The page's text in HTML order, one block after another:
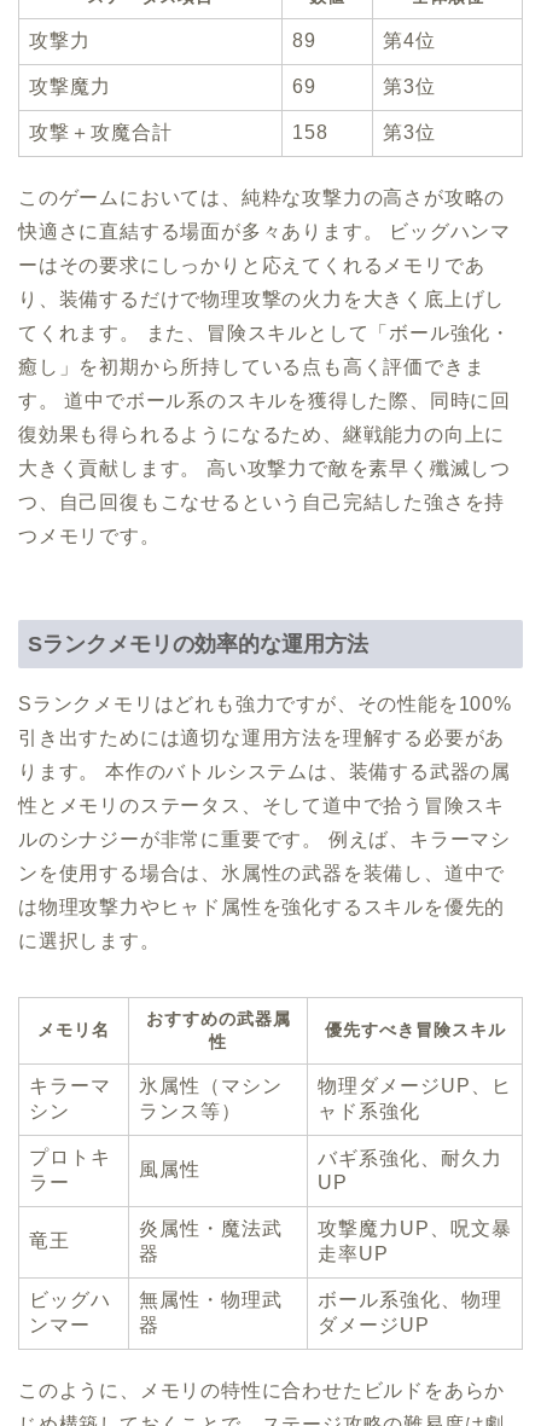
攻撃力 89 第4位
攻撃魔力 69 第3位
攻撃＋攻魔合計 158 第3位
このゲームにおいては、純粋な攻撃力の高さが攻略の
快適さに直結する場面が多々あります。 ビッグハンマ
ーはその要求にしっかりと応えてくれるメモリであ
り、装備するだけで物理攻撃の火力を大きく底上げし
てくれます。 また、冒険スキルとして「ボール強化・
癒し」を初期から所持している点も高く評価できま
す。 道中でボール系のスキルを獲得した際、同時に回
復効果も得られるようになるため、継戦能力の向上に
大きく貢献します。 高い攻撃力で敵を素早く殲滅しつ
つ、自己回復もこなせるという自己完結した強さを持
つメモリです。
Sランクメモリの効率的な運用方法
Sランクメモリはどれも強力ですが、その性能を100%
引き出すためには適切な運用方法を理解する必要があ
ります。 本作のバトルシステムは、装備する武器の属
性とメモリのステータス、そして道中で拾う冒険スキ
ルのシナジーが非常に重要です。 例えば、キラーマシ
ンを使用する場合は、氷属性の武器を装備し、道中で
は物理攻撃力やヒャド属性を強化するスキルを優先的
に選択します。
メモリ名
おすすめの武器属
性
優先すべき冒険スキル
キラーマ
シン
氷属性（マシン
ランス等）
物理ダメージUP、ヒ
ャド系強化
プロトキ
ラー
風属性
バギ系強化、耐久力
UP
竜王
炎属性・魔法武
器
攻撃魔力UP、呪文暴
走率UP
ビッグハ
ンマー
無属性・物理武
器
ボール系強化、物理
ダメージUP
このように、メモリの特性に合わせたビルドをあらか